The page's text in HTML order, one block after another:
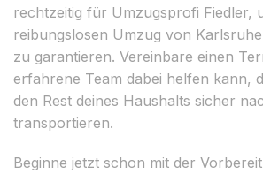
rechtzeitig für Umzugsprofi Fiedler,
reibungslosen Umzug von
zu garantieren. Vereinbare einen
erfahrene Team dabei helfen kann,
den Rest deines Haushalts sicher
transportieren.
Beginne jetzt schon mit der